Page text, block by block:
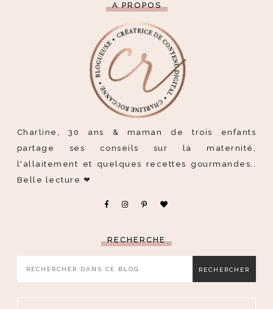
A PROPOS
Charline, 30 ans & maman de trois enfants
partage ses conseils sur la maternité,
l'allaitement et quelques recettes gourmandes..
Belle lecture ❤
RECHERCHE